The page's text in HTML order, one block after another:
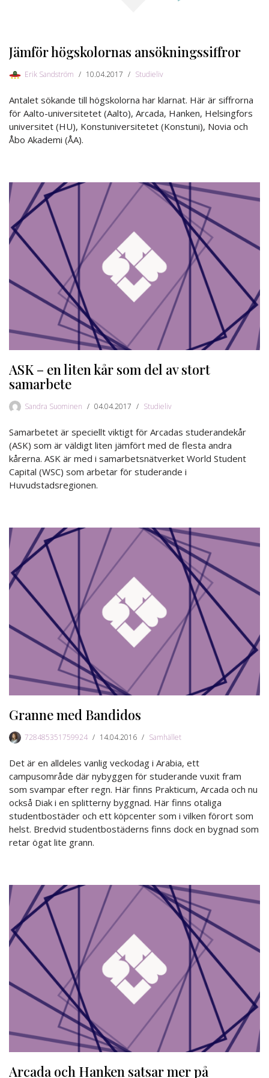
Jämför högskolornas ansökningssiffror
Erik Sandström 10.04.2017 Studieliv
Antalet sökande till högskolorna har klarnat. Här är siffrorna
för Aalto-universitetet (Aalto), Arcada, Hanken, Helsingfors
universitet (HU), Konstuniversitetet (Konstuni), Novia och
Åbo Akademi (ÅA).
ASK – en liten kår som del av stort
samarbete
Sandra Suominen 04.04.2017 Studieliv
Samarbetet är speciellt viktigt för Arcadas studerandekår
(ASK) som är väldigt liten jämfört med de flesta andra
kårerna. ASK är med i samarbetsnätverket World Student
Capital (WSC) som arbetar för studerande i
Huvudstadsregionen.
Granne med Bandidos
728485351759924 14.04.2016 Samhället
Det är en alldeles vanlig veckodag i Arabia, ett
campusområde där nybyggen för studerande vuxit fram
som svampar efter regn. Här finns Prakticum, Arcada och nu
också Diak i en splitterny byggnad. Här finns otaliga
studentbostäder och ett köpcenter som i vilken förort som
helst. Bredvid studentbostäderns finns dock en bygnad som
retar ögat lite grann.
Arcada och Hanken satsar mer på